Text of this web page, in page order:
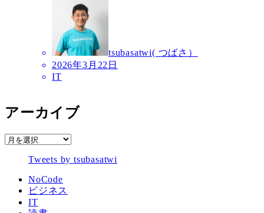
tsubasatwi( つばさ）
2026年3月22日
IT
アーカイブ
ア
Tweets by tsubasatwi
NoCode
ビジネス
IT